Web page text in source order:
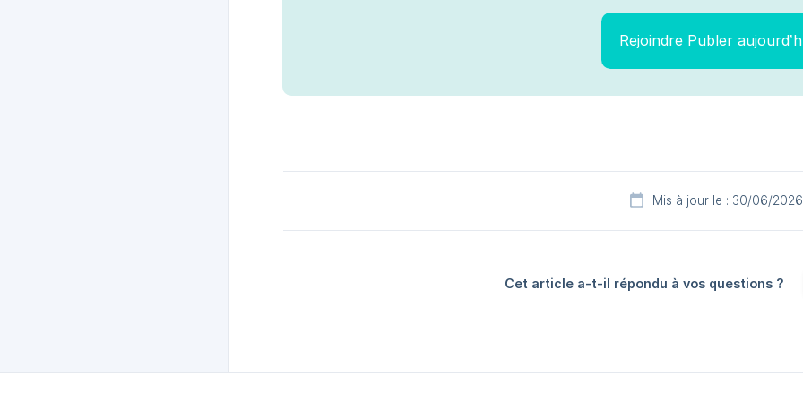
Rejoindre Publer
Mis à jour le : 30/06/2026
Cet article a-t-il répondu à vos questions ?